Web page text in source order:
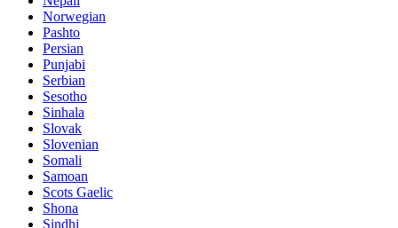
Norwegian
Pashto
Persian
Punjabi
Serbian
Sesotho
Sinhala
Slovak
Slovenian
Somali
Samoan
Scots Gaelic
Shona
Sindhi